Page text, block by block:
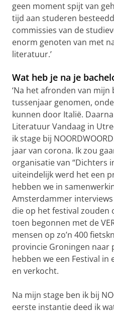
geen moment spijt van
tijd aan studeren
commissies van de
enorm genoten van met
literatuur.’
Wat heb je na je
‘Na het afronden van mijn
tussenjaar genomen,
kunnen door Italië.
Literatuur Vandaag in
ik stage bij
jaar van corona. Ik zou
organisatie van “Dichters
uiteindelijk werd het een
hebben we in
Amsterdammer
die op het festival zouden
toen begonnen met de
mensen op zo’n 400
provincie Groningen naar
hebben we een Festival in
en verkocht.
Na mijn stage ben ik bij
eerste instantie deed ik